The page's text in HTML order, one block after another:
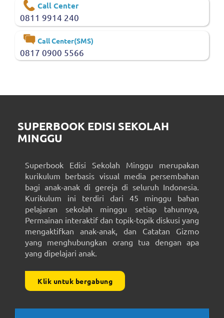
Call Center
0811 9914 240
Call Center(SMS)
0817 0900 5566
SUPERBOOK EDISI SEKOLAH
MINGGU
Superbook Edisi Sekolah Minggu merupakan
kurikulum berbasis visual media persembahan
bagi anak-anak di gereja di seluruh Indonesia.
Kurikulum ini terdiri dari 45 minggu bahan
pelajaran sekolah minggu setiap tahunnya,
Permainan interaktif dan topik-topik diskusi yang
mengaktifkan anak-anak, dan Catatan Gizmo
yang menghubungkan orang tua dengan apa
yang dipelajari anak.
Klik untuk bergabung